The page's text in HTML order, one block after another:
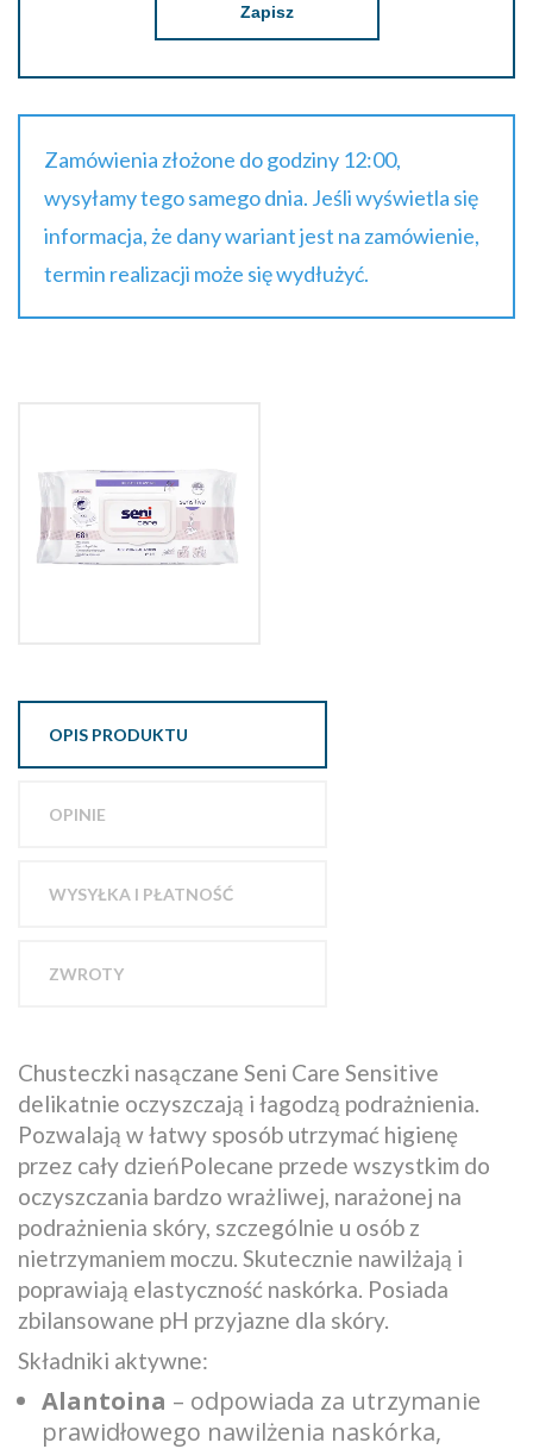
Zapisz
Zamówienia złożone do godziny 12:00,
wysyłamy tego samego dnia. Jeśli wyświetla się
informacja, że dany wariant jest na zamówienie,
termin realizacji może się wydłużyć.
OPIS PRODUKTU
OPINIE
WYSYŁKA I PŁATNOŚĆ
ZWROTY
Chusteczki nasączane Seni Care Sensitive
delikatnie oczyszczają i łagodzą podrażnienia.
Pozwalają w łatwy sposób utrzymać higienę
przez cały dzieńPolecane przede wszystkim do
oczyszczania bardzo wrażliwej, narażonej na
podrażnienia skóry, szczególnie u osób z
nietrzymaniem moczu. Skutecznie nawilżają i
poprawiają elastyczność naskórka. Posiada
zbilansowane pH przyjazne dla skóry.
Składniki aktywne:
Alantoina – odpowiada za utrzymanie
prawidłowego nawilżenia naskórka,